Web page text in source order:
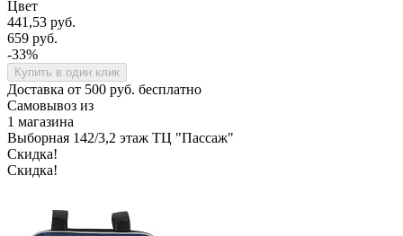
Цвет
441,53 руб.
659 руб.
-33%
Купить в один клик
Доставка от 500 руб. бесплатно
Самовывоз из
1 магазина
Выборная 142/3,2 этаж ТЦ "Пассаж"
Скидка!
Скидка!